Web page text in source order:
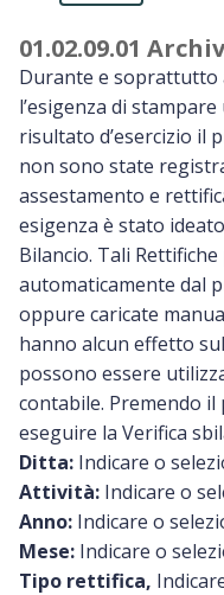
01.02.09.01
Durante e soprattutto
l’esigenza di
risultato d’esercizio il
non sono state
assestamento e
esigenza è stato
Bilancio. Tali
automaticamente dal
oppure caricate
hanno alcun effetto
possono essere
contabile. Premendo
eseguire la Verifica
Ditta: Indicare o
Attività: Indicare o
Anno: Indicare o
Mese: Indicare o
Tipo rettifica,